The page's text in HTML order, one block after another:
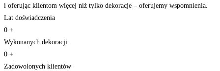
i oferując klientom więcej niż tylko dekoracje – oferujemy wspomnienia.
Lat doświadczenia
0 +
Wykonanych dekoracji
0 +
Zadowolonych klientów